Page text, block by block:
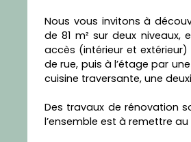
Nous vous invitons à
de 81 m² sur deux
accès (intérieur et
de rue, puis à l’étage par
cuisine traversante, une
Des travaux de rénovation
l’ensemble est à remettre